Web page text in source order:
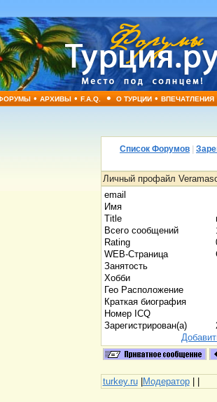
•АРХИВЫ•F.A.Q. • О ТУРЦИИ•ВПЕЧАТЛЕНИЯ
Список Форумов
Личный профайл
email
Имя
Title
Всего сообщений
Rating
WEB-Страница
Занятость
Хобби
Гео Расположение
Краткая биография
Номер ICQ
Зарегистрирован(а)
turkey.ru|Модератор| |